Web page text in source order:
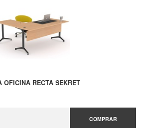
OFICINA RECTA SEKRET
COMPRAR